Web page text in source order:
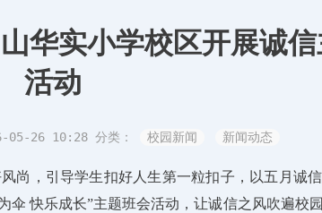
华实小学校区开展诚
活动
05-26 10:28 分类： 校园新闻 新闻动态
尚，引导学生扣好人生第一粒扣子，以五月诚
伞 快乐成长”主题班会活动，让诚信之风吹遍校